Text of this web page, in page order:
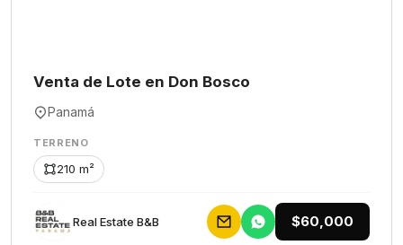
Venta de Lote en Don Bosco
Panamá
TERRENO
210 m²
Rеаl Еstаtе В&В $60,000